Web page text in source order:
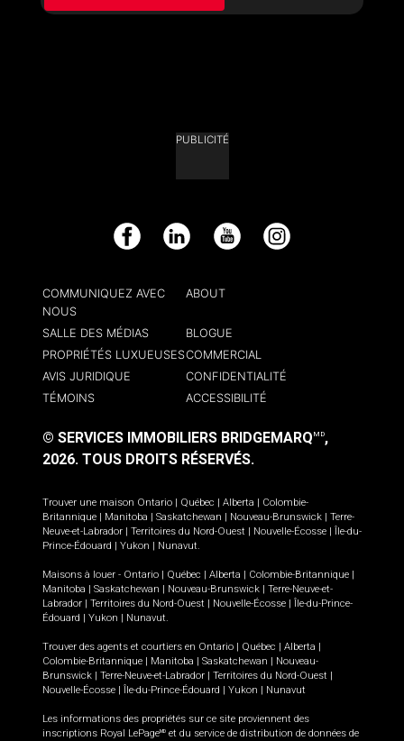
PUBLICITÉ
Facebook LinkedIn YouTube Instagram
COMMUNIQUEZ AVEC
NOUS
ABOUT
SALLE DES MÉDIAS
BLOGUE
PROPRIÉTÉS LUXUEUSESCOMMERCIAL
AVIS JURIDIQUE
CONFIDENTIALITÉ
TÉMOINS
ACCESSIBILITÉ
© SERVICES IMMOBILIERS BRIDGEMARQ MD,
2026. TOUS DROITS RÉSERVÉS.
Trouver une maison Ontario Québec Alberta
Colombie-
Britannique
Manitoba Saskatchewan Nouveau-Brunswick
Terre-
Neuve-et-Labrador
Territoires du Nord-Ouest Nouvelle-Écosse
Île-du-
Prince-Édouard
Yukon Nunavut.
Maisons à louer - Ontario Québec Alberta Colombie-Britannique
Manitoba
Saskatchewan Nouveau-Brunswick
Terre-Neuve-et-
Labrador
Territoires du Nord-Ouest Nouvelle-Écosse
Île-du-Prince-
Édouard
Yukon Nunavut.
Trouver des agents et courtiers en Ontario Québec Alberta
Colombie-Britannique
Manitoba Saskatchewan
Nouveau-
Brunswick
Terre-Neuve-et-Labrador Territoires du Nord-Ouest
Nouvelle-Écosse
Île-du-Prince-Édouard Yukon Nunavut
Les informations des propriétés sur ce site proviennent des
inscriptions Royal LePageMD et du service de distribution de données de